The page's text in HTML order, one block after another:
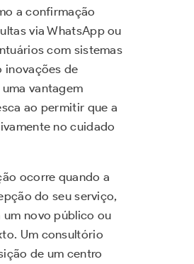
a confirmação
via WhatsApp ou
com sistemas
inovações de
vantagem
ao permitir que a
no cuidado
ocorre quando a
do seu serviço,
novo público ou
Um consultório
de um centro